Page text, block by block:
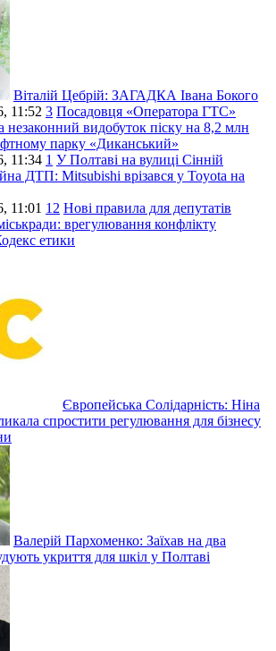
Віталій Цебрій: ЗАГАДКА Івана Бокого
11:52 3 Посадовця «Оператора ГТС»
незаконний видобуток піску на 8,2 млн
парку «Диканський»
11:34 1 У Полтаві на вулиці Сінній
ДТП: Mitsubishi врізався у Toyota на
11:01 12 Нові правила для депутатів
врегулювання конфлікту
етики
Європейська Солідарність: Ніна
спростити регулювання для бізнесу
Валерій Пархоменко: Заїхав на два
укриття для шкіл у Полтаві